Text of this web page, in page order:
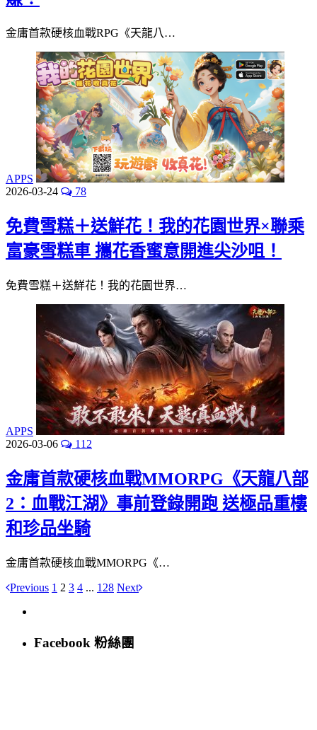
金庸首款硬核血戰RPG《天龍八…
APPS
2026-03-24
78
免費雪糕＋送鮮花！我的花園世界×聯乘
富豪雪糕車 攜花香蜜意開進尖沙咀！
免費雪糕＋送鮮花！我的花園世界…
APPS
2026-03-06
112
金庸首款硬核血戰MMORPG《天龍八部
2：血戰江湖》事前登錄開跑 送極品重樓
和珍品坐騎
金庸首款硬核血戰MMORPG《…
Previous 1 2 3 4 ... 128 Next
Facebook 粉絲團